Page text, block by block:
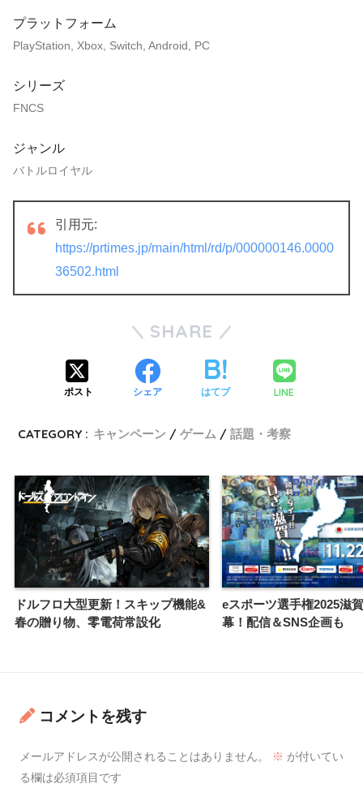
プラットフォーム
PlayStation, Xbox, Switch, Android, PC
シリーズ
FNCS
ジャンル
バトルロイヤル
引用元:
https://prtimes.jp/main/html/rd/p/000000146.0000
36502.html
SHARE
ポスト シェア はてブ LINE
CATEGORY : キャンペーン ゲーム 話題・考察
ドルフロ大型更新！スキップ機能&
春の贈り物、零電荷常設化
eスポーツ選手権2025滋
幕！配信＆SNS企画も
コメントを残す
メールアドレスが公開されることはありません。 ※ が付いてい
る欄は必須項目です